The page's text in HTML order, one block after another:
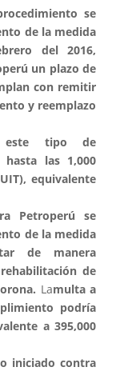
se
de la medida
del 2016,
un plazo de
con remitir
y reemplazo
tipo de
hasta las 1,000
equivalente
Petroperú se
de la medida
de manera
de
Lamulta a
podría
a 395,000
iniciado contra